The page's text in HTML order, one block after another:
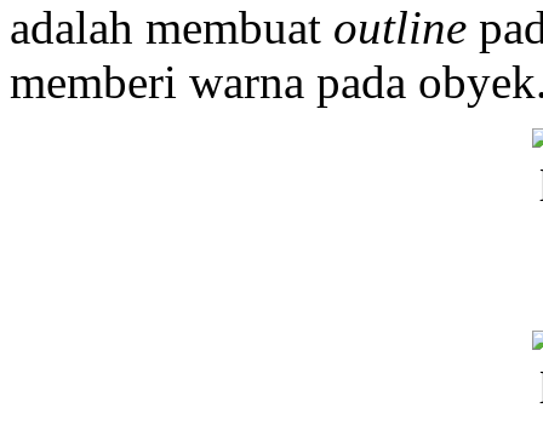
adalah membuat outline
memberi warna pada